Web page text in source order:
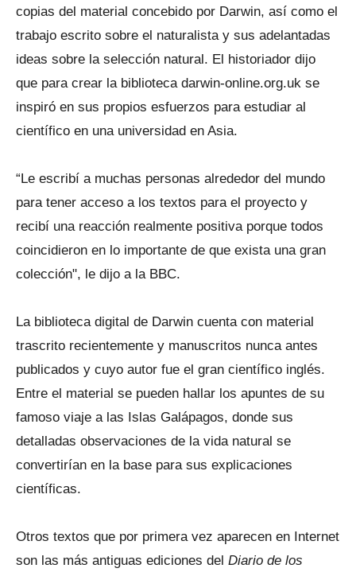
copias del material concebido por Darwin, así como el
trabajo escrito sobre el naturalista y sus adelantadas
ideas sobre la selección natural. El historiador dijo
que para crear la biblioteca darwin-online.org.uk se
inspiró en sus propios esfuerzos para estudiar al
científico en una universidad en Asia.
“Le escribí a muchas personas alrededor del mundo
para tener acceso a los textos para el proyecto y
recibí una reacción realmente positiva porque todos
coincidieron en lo importante de que exista una gran
colección", le dijo a la BBC.
La biblioteca digital de Darwin cuenta con material
trascrito recientemente y manuscritos nunca antes
publicados y cuyo autor fue el gran científico inglés.
Entre el material se pueden hallar los apuntes de su
famoso viaje a las Islas Galápagos, donde sus
detalladas observaciones de la vida natural se
convertirían en la base para sus explicaciones
científicas.
Otros textos que por primera vez aparecen en Internet
son las más antiguas ediciones del Diario de los